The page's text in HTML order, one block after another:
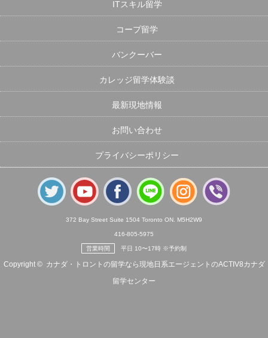
ITスキル留学
コープ留学
バンクーバー
カレッジ留学体験談
最新現地情報
お問い合わせ
プライバシーポリシー
372 Bay Street Suite 1504 Toronto ON. M5H2W9
416-805-5975
営業時間 平日 10〜17時 ※予約制
Copyright © カナダ・トロントの留学なら現地日系エージェントのACTIV8カナダ
留学センター